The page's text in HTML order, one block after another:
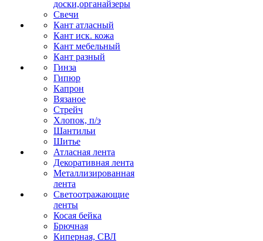
доски,органайзеры
Свечи
Кант атласный
Кант иск. кожа
Кант мебельный
Кант разный
Гинза
Гипюр
Капрон
Вязаное
Стрейч
Хлопок, п/э
Шантильи
Шитье
Атласная лента
Декоративная лента
Металлизированная
лента
Светоотражающие
ленты
Косая бейка
Брючная
Киперная, СВЛ